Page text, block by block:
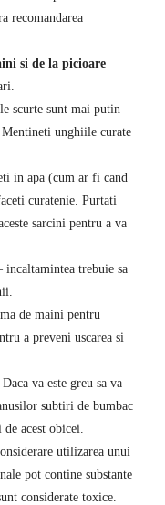
recomandarea
si de la picioare
scurte sunt mai putin
Mentineti unghiile curate
in apa (cum ar fi cand
curatenie. Purtati
sarcini pentru a va
incaltamintea trebuie sa
de maini pentru
a preveni uscarea si
va este greu sa va
subtiri de bumbac
acest obicei.
utilizarea unui
pot contine substante
considerate toxice.